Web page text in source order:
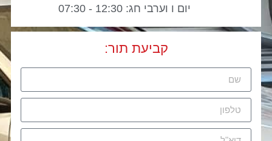
יום ו וערבי חג: 12:30 - 07:30
קביעת תור: